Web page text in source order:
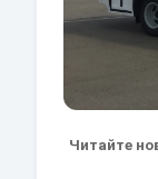
Читайте